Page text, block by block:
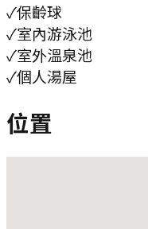
✓保齡球
✓室內游泳池
✓室外溫泉池
✓個人湯屋
位置